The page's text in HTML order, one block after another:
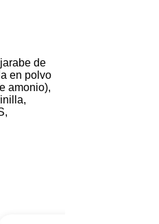
de
en polvo
amonio),